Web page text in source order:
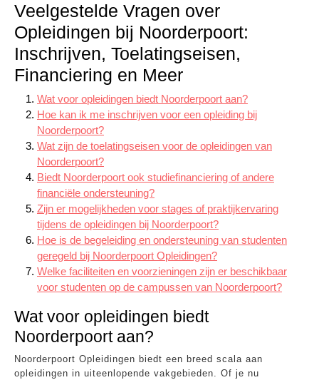
Veelgestelde Vragen over
Opleidingen bij Noorderpoort:
Inschrijven, Toelatingseisen,
Financiering en Meer
Wat voor opleidingen biedt Noorderpoort aan?
Hoe kan ik me inschrijven voor een opleiding bij
Noorderpoort?
Wat zijn de toelatingseisen voor de opleidingen van
Noorderpoort?
Biedt Noorderpoort ook studiefinanciering of andere
financiële ondersteuning?
Zijn er mogelijkheden voor stages of praktijkervaring
tijdens de opleidingen bij Noorderpoort?
Hoe is de begeleiding en ondersteuning van studenten
geregeld bij Noorderpoort Opleidingen?
Welke faciliteiten en voorzieningen zijn er beschikbaar
voor studenten op de campussen van Noorderpoort?
Wat voor opleidingen biedt
Noorderpoort aan?
Noorderpoort Opleidingen biedt een breed scala aan
opleidingen in uiteenlopende vakgebieden. Of je nu